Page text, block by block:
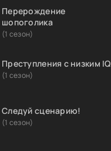
Перерождение
шопоголика
(1 сезон)
Преступления с низким IQ
(1 сезон)
Следуй сценарию!
(1 сезон)